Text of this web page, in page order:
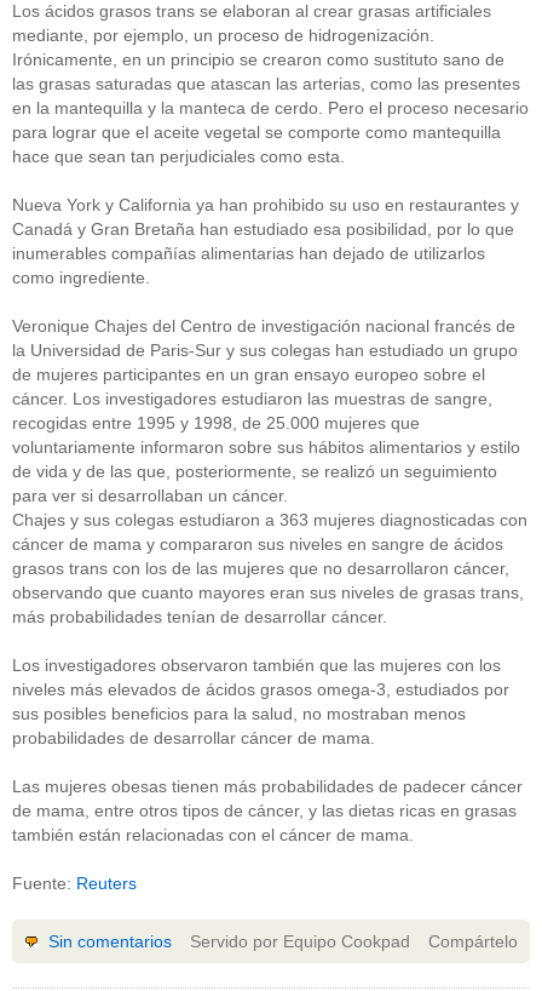
corazon(1)
diabetes
(6)
dietas(10)
(11)
niños
nutricion(3)
obesidad (12)
omega-3(29)
vitaminas(10)
Los ácidos grasos trans se elaboran al crear grasas artificiales
mediante, por ejemplo, un proceso de hidrogenización.
Irónicamente, en un principio se crearon como sustituto sano de
las grasas saturadas que atascan las arterias, como las presentes
en la mantequilla y la manteca de cerdo. Pero el proceso necesario
para lograr que el aceite vegetal se comporte como mantequilla
hace que sean tan perjudiciales como esta.
Nueva York y California ya han prohibido su uso en restaurantes y
Canadá y Gran Bretaña han estudiado esa posibilidad, por lo que
inumerables compañías alimentarias han dejado de utilizarlos
como ingrediente.
Veronique Chajes del Centro de investigación nacional francés de
la Universidad de Paris-Sur y sus colegas han estudiado un grupo
de mujeres participantes en un gran ensayo europeo sobre el
cáncer. Los investigadores estudiaron las muestras de sangre,
recogidas entre 1995 y 1998, de 25.000 mujeres que
voluntariamente informaron sobre sus hábitos alimentarios y estilo
de vida y de las que, posteriormente, se realizó un seguimiento
para ver si desarrollaban un cáncer.
Chajes y sus colegas estudiaron a 363 mujeres diagnosticadas con
cáncer de mama y compararon sus niveles en sangre de ácidos
grasos trans con los de las mujeres que no desarrollaron cáncer,
observando que cuanto mayores eran sus niveles de grasas trans,
más probabilidades tenían de desarrollar cáncer.
Los investigadores observaron también que las mujeres con los
niveles más elevados de ácidos grasos omega-3, estudiados por
sus posibles beneficios para la salud, no mostraban menos
probabilidades de desarrollar cáncer de mama.
Las mujeres obesas tienen más probabilidades de padecer cáncer
de mama, entre otros tipos de cáncer, y las dietas ricas en grasas
también están relacionadas con el cáncer de mama.
Fuente: Reuters
Servido por Equipo Cookpad
Sin comentarios Compártelo